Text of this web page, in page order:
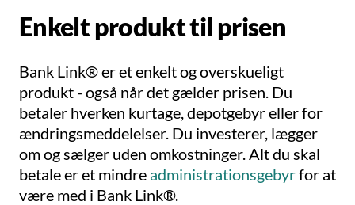
Enkelt produkt til prisen
Bank Link® er et enkelt og overskueligt
produkt - også når det gælder prisen. Du
betaler hverken kurtage, depotgebyr eller for
ændringsmeddelelser. Du investerer, lægger
om og sælger uden omkostninger. Alt du skal
betale er et mindre administrationsgebyrfor at
være med i Bank Link®.